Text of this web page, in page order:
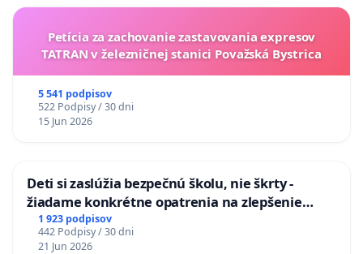
Petícia za zachovanie zastavovania expresov
TATRAN v železničnej stanici Považská Bystrica
5 541 podpisov
522 Podpisy / 30 dni
15 Jun 2026
Deti si zaslúžia bezpečnú školu, nie škrty -
žiadame konkrétne opatrenia na zlepšenie
situácie v školstve
1 923 podpisov
442 Podpisy / 30 dni
21 Jun 2026